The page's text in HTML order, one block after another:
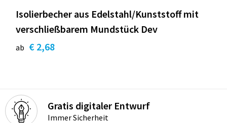
Isolierbecher aus Edelstahl/Kunststoff mit
verschließbarem Mundstück Dev
ab € 2,68
Gratis digitaler Entwurf
Immer Sicherheit